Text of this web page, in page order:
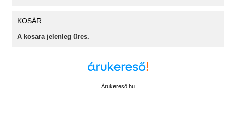
KOSÁR
A kosara jelenleg üres.
Árukereső.hu